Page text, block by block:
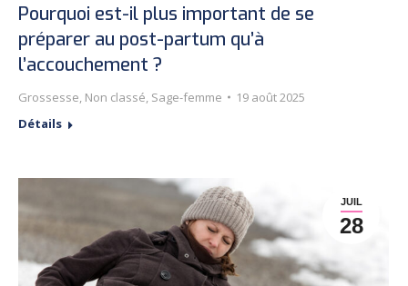
Pourquoi est-il plus important de se
préparer au post-partum qu’à
l’accouchement ?
Grossesse, Non classé, Sage-femme
19 août 2025
Détails
JUIL
28